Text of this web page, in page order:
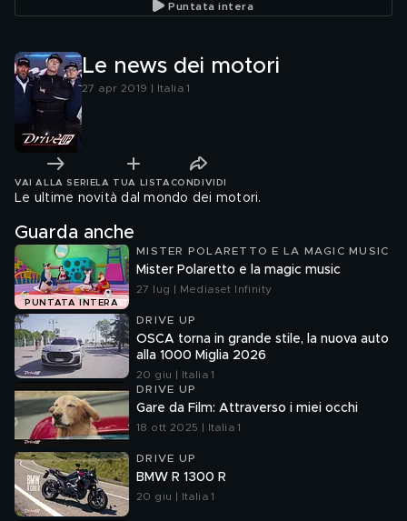
Puntata intera
Le news dei motori
27 apr 2019 | Italia 1
VAI ALLA SERIE LA TUA LISTA CONDIVIDI
Le ultime novità dal mondo dei motori.
Guarda anche
PUNTATA INTERA
MISTER POLARETTO E LA MAGIC MUSIC
Mister Polaretto e la magic music
27 lug | Mediaset Infinity
DRIVE UP
OSCA torna in grande stile, la nuova auto
alla 1000 Miglia 2026
20 giu | Italia 1
DRIVE UP
Gare da Film: Attraverso i miei occhi
18 ott 2025 | Italia 1
DRIVE UP
BMW R 1300 R
20 giu | Italia 1